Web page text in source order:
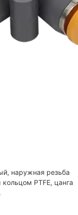
наружная резьба
PTFE, цанга